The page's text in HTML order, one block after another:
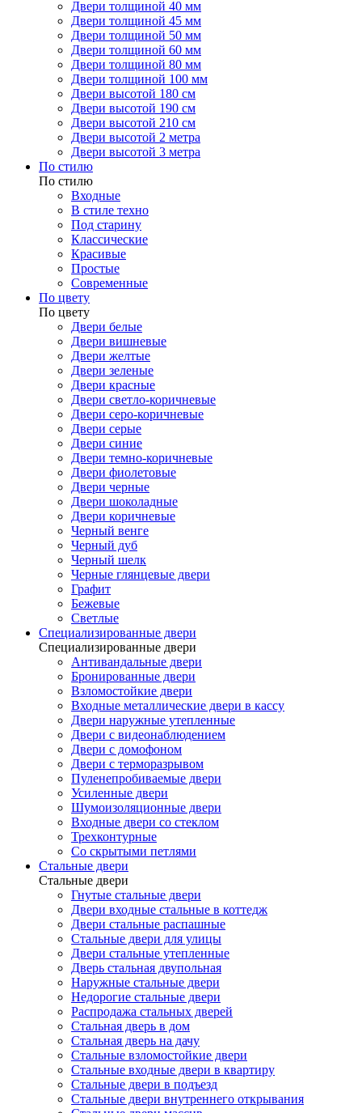
Двери толщиной 40 мм
Двери толщиной 45 мм
Двери толщиной 50 мм
Двери толщиной 60 мм
Двери толщиной 80 мм
Двери толщиной 100 мм
Двери высотой 180 см
Двери высотой 190 см
Двери высотой 210 см
Двери высотой 2 метра
Двери высотой 3 метра
По стилю
По стилю
Входные
В стиле техно
Под старину
Классические
Красивые
Простые
Современные
По цвету
По цвету
Двери белые
Двери вишневые
Двери желтые
Двери зеленые
Двери красные
Двери светло-коричневые
Двери серо-коричневые
Двери серые
Двери синие
Двери темно-коричневые
Двери фиолетовые
Двери черные
Двери шоколадные
Двери коричневые
Черный венге
Черный дуб
Черный шелк
Черные глянцевые двери
Графит
Бежевые
Светлые
Специализированные двери
Специализированные двери
Антивандальные двери
Бронированные двери
Взломостойкие двери
Входные металлические двери в кассу
Двери наружные утепленные
Двери с видеонаблюдением
Двери с домофоном
Двери с терморазрывом
Пуленепробиваемые двери
Усиленные двери
Шумоизоляционные двери
Входные двери со стеклом
Трехконтурные
Со скрытыми петлями
Стальные двери
Стальные двери
Гнутые стальные двери
Двери входные стальные в коттедж
Двери стальные распашные
Стальные двери для улицы
Двери стальные утепленные
Дверь стальная двупольная
Наружные стальные двери
Недорогие стальные двери
Распродажа стальных дверей
Стальная дверь в дом
Стальная дверь на дачу
Стальные взломостойкие двери
Стальные входные двери в квартиру
Стальные двери в подъезд
Стальные двери внутреннего открывания